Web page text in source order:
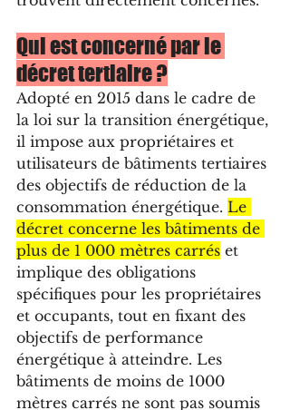
Qui est concerné par le
décret tertiaire ?
Adopté en 2015 dans le cadre de
la loi sur la transition énergétique,
il impose aux propriétaires et
utilisateurs de bâtiments tertiaires
des objectifs de réduction de la
consommation énergétique. Le
décret concerne les bâtiments de
plus de 1 000 mètres carrés et
implique des obligations
spécifiques pour les propriétaires
et occupants, tout en fixant des
objectifs de performance
énergétique à atteindre. Les
bâtiments de moins de 1000
mètres carrés ne sont pas soumis